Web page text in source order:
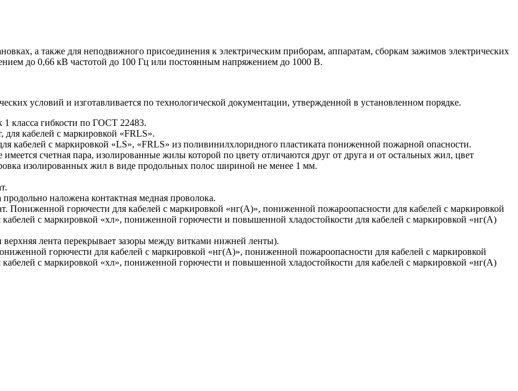
а также для неподвижного присоединения к электрическим приборам, аппаратам, сборкам зажимов электрических
до 0,66 кВ частотой до 100 Гц или постоянным напряжением до 1000 В.
условий и изготавливается по технологической документации, утвержденной в установленном порядке.
класса гибкости по ГОСТ 22483.
кабелей с маркировкой «FRLS».
кабелей с маркировкой «LS», «FRLS» из поливинилхлоридного пластиката пониженной пожарной опасности.
счетная пара, изолированные жилы которой по цвету отличаются друг от друга и от остальных жил, цвет
изолированных жил в виде продольных полос шириной не менее 1 мм.
наложена контактная медная проволока.
горючести для кабелей с маркировкой «нг(А)», пониженной пожароопасности для кабелей с маркировкой
с маркировкой «хл», пониженной горючести и повышенной хладостойкости для кабелей с маркировкой «нг(А)
лента перекрывает зазоры между витками нижней ленты).
горючести для кабелей с маркировкой «нг(А)», пониженной пожароопасности для кабелей с маркировкой
с маркировкой «хл», пониженной горючести и повышенной хладостойкости для кабелей с маркировкой «нг(А)